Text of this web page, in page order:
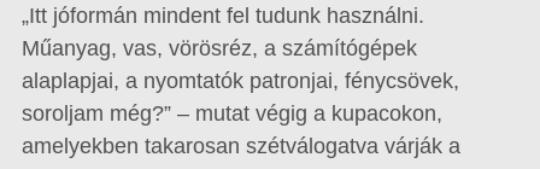
„Itt jóformán mindent fel tudunk használni.
Műanyag, vas, vörösréz, a számítógépek
alaplapjai, a nyomtatók patronjai, fénycsövek,
soroljam még?” – mutat végig a kupacokon,
amelyekben takarosan szétválogatva várják a